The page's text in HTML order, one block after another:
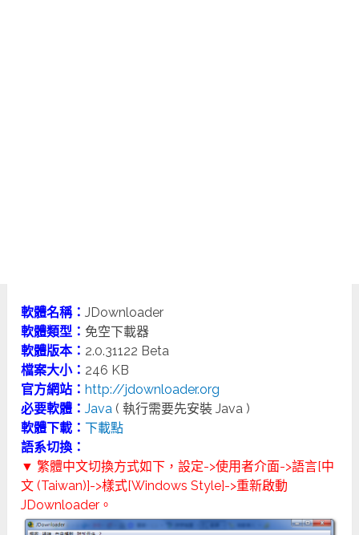
軟體名稱：JDownloader
軟體類型： 免空下載器
軟體版本： 2.0.31122 Beta
檔案大小： 246 KB
官方網站： http://jdownloader.org
必要軟體：Java ( 執行需要先安裝 Java )
軟體下載：下載點
語系切換：
▼ 繁體中文切換方式如下，設定->使用者介面->語言[中
文 (Taiwan)]->樣式[Windows Style]->重新啟動
JDownloader。